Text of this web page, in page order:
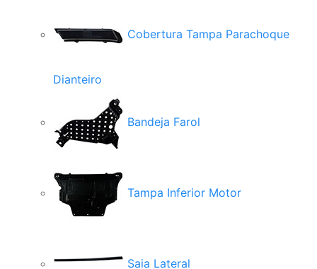
Cobertura Tampa Parachoque
Dianteiro
Bandeja Farol
Tampa Inferior Motor
Saia Lateral